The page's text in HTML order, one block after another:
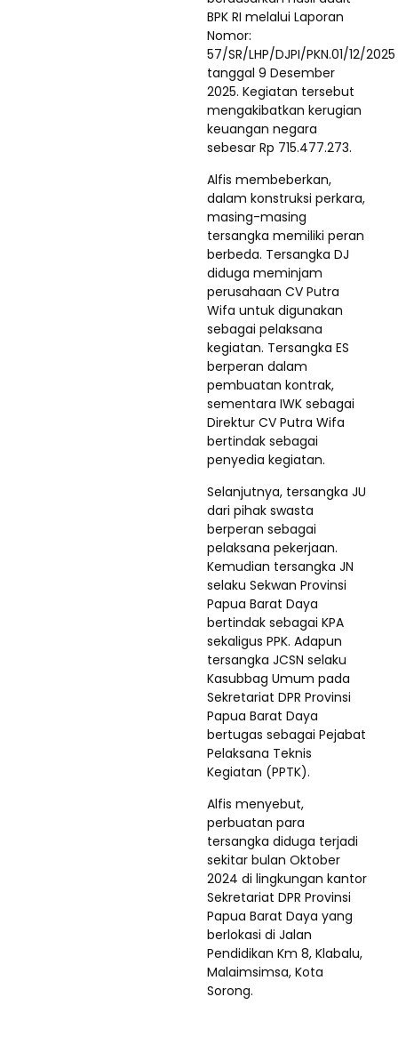
BPK RI melalui Laporan
Nomor:
57/SR/LHP/DJPI/PKN.01/12/2025
tanggal 9 Desember
2025. Kegiatan tersebut
mengakibatkan kerugian
keuangan negara
sebesar Rp 715.477.273.
Alfis membeberkan,
dalam konstruksi perkara,
masing-masing
tersangka memiliki peran
berbeda. Tersangka DJ
diduga meminjam
perusahaan CV Putra
Wifa untuk digunakan
sebagai pelaksana
kegiatan. Tersangka ES
berperan dalam
pembuatan kontrak,
sementara IWK sebagai
Direktur CV Putra Wifa
bertindak sebagai
penyedia kegiatan.
Selanjutnya, tersangka JU
dari pihak swasta
berperan sebagai
pelaksana pekerjaan.
Kemudian tersangka JN
selaku Sekwan Provinsi
Papua Barat Daya
bertindak sebagai KPA
sekaligus PPK. Adapun
tersangka JCSN selaku
Kasubbag Umum pada
Sekretariat DPR Provinsi
Papua Barat Daya
bertugas sebagai Pejabat
Pelaksana Teknis
Kegiatan (PPTK).
Alfis menyebut,
perbuatan para
tersangka diduga terjadi
sekitar bulan Oktober
2024 di lingkungan kantor
Sekretariat DPR Provinsi
Papua Barat Daya yang
berlokasi di Jalan
Pendidikan Km 8, Klabalu,
Malaimsimsa, Kota
Sorong.